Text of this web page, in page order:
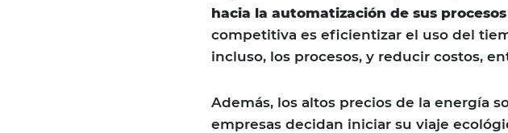
hacia la automatización de sus
competitiva es eficientizar el uso del
incluso, los procesos, y reducir costos,
Además, los altos precios de la energía
empresas decidan iniciar su viaje